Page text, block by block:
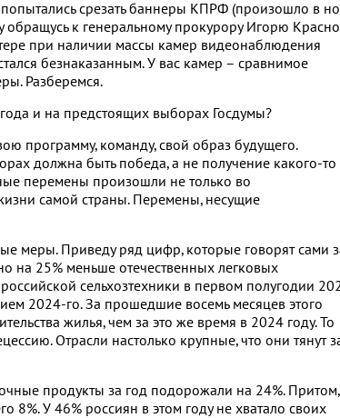
срезать баннеры КПРФ (произошло в
обращусь к генеральному прокурору Игорю
при наличии массы камер видеонаблюдения
безнаказанным. У вас камер – сравнимое
Разберемся.
и на предстоящих выборах Госдумы?
программу, команду, свой образ будущего.
должна быть победа, а не получение какого-то
перемены произошли не только во
самой страны. Перемены, несущие
меры. Приведу ряд цифр, которые говорят сами
на 25% меньше отечественных легковых
сельхозтехники в первом полугодии
2024-го. За прошедшие восемь месяцев этого
жилья, чем за это же время в 2024 году. То
Отрасли настолько крупные, что они тянут
продукты за год подорожали на 24%. Притом,
8%. У 46% россиян в этом году не хватало своих